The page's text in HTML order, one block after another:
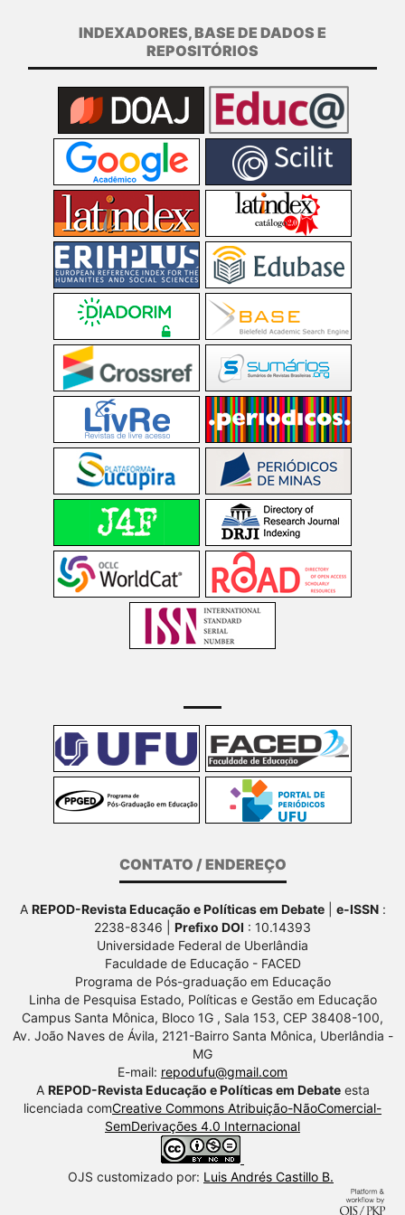
INDEXADORES, BASE DE DADOS E
REPOSITÓRIOS
CONTATO / ENDEREÇO
A REPOD-Revista Educação e Políticas em Debate| e-ISSN:
2238-8346 | Prefixo DOI : 10.14393
Universidade Federal de Uberlândia
Faculdade de Educação - FACED
Programa de Pós-graduação em Educação
Linha de Pesquisa Estado, Políticas e Gestão em Educação
Campus Santa Mônica, Bloco 1G , Sala 153, CEP 38408-100,
Av. João Naves de Ávila, 2121-Bairro Santa Mônica, Uberlândia -
MG
E-mail: repodufu@gmail.com
A REPOD-Revista Educação e Políticas em Debateesta
licenciada comCreative Commons Atribuição-NãoComercial-
SemDerivações 4.0 Internacional
OJS customizado por: Luis Andrés Castillo B.